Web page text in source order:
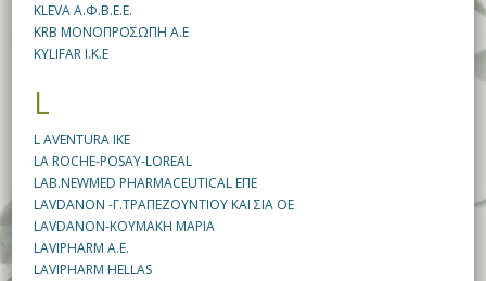
KLEVA Α.Φ.Β.Ε.Ε.
KRB ΜΟΝΟΠΡΟΣΩΠΗ Α.Ε
KYLIFAR I.K.E
L
L AVENTURA IKE
LA ROCHE-POSAY-LOREAL
LAB.NEWMED PHARMACEUTICAL ΕΠΕ
LAVDANON -Γ.ΤΡΑΠΕΖΟΥΝΤΙΟΥ ΚΑΙ ΣΙΑ ΟΕ
LAVDANON-ΚΟΥΜΑΚΗ ΜΑΡΙΑ
LAVIPHARM A.E.
LAVIPHARM HELLAS